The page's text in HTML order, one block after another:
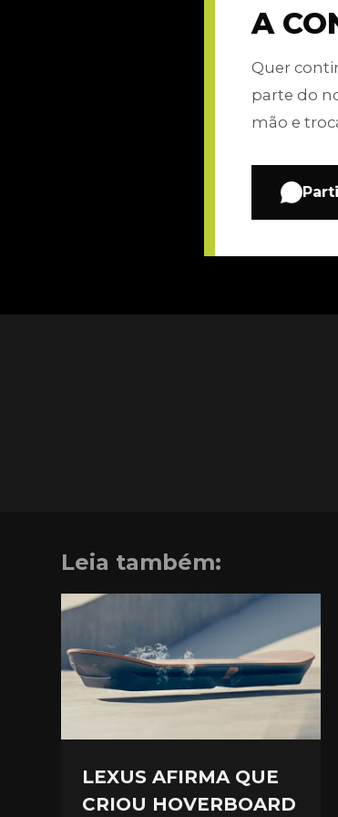
A
Quer
parte do
mão e
Leia também:
LEXUS AFIRMA QUE
CRIOU HOVERBOARD